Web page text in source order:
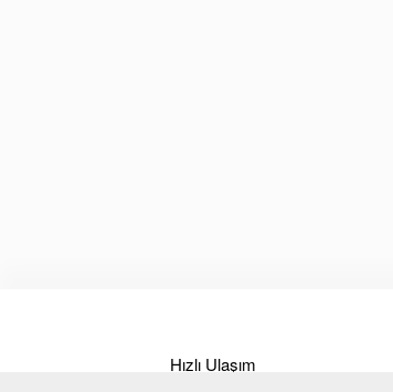
Hızlı Ulaşım